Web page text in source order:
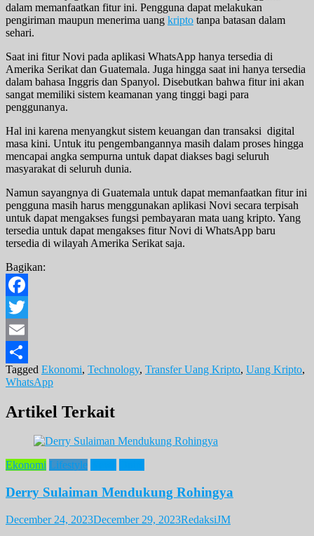
dalam memanfaatkan fitur ini. Pengguna dapat melakukan
pengiriman maupun menerima uang kripto tanpa batasan dalam
sehari.
Saat ini fitur Novi pada aplikasi WhatsApp hanya tersedia di
Amerika Serikat dan Guatemala. Juga hingga saat ini hanya tersedia
dalam bahasa Inggris dan Spanyol. Disebutkan bahwa fitur ini akan
sangat memiliki sistem keamanan yang tinggi bagi para
penggunanya.
Hal ini karena menyangkut sistem keuangan dan transaksi digital
masa kini. Untuk itu pengembangannya masih dalam proses hingga
mencapai angka sempurna untuk dapat diakses bagi seluruh
masyarakat di seluruh dunia.
Namun sayangnya di Guatemala untuk dapat memanfaatkan fitur ini
pengguna masih harus menggunakan aplikasi Novi secara terpisah
untuk dapat mengakses fungsi pembayaran mata uang kripto. Yang
tersedia untuk dapat mengakses fitur Novi di WhatsApp baru
tersedia di wilayah Amerika Serikat saja.
Bagikan:
Facebook
Twitter
Email
Share
Tagged Ekonomi, Technology, Transfer Uang Kripto, Uang Kripto,
WhatsApp
Artikel Terkait
Ekonomi Lifestyle
Derry Sulaiman Mendukung Rohingya
December 24, 2023December 29, 2023RedaksiJM